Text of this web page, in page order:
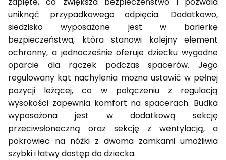
uniknąć przypadkowego odpięcia. Dodatkowo,
siedzisko wyposażone jest w barierkę
bezpieczeństwa, która stanowi kolejny element
ochronny, a jednocześnie oferuje dziecku wygodne
oparcie dla rączek podczas spacerów. Jego
regulowany kąt nachylenia można ustawić w pełnej
pozycji leżącej, co w połączeniu z regulacją
wysokości zapewnia komfort na spacerach. Budka
wyposażona jest w dodatkową sekcję
przeciwsłoneczną oraz sekcję z wentylacją, a
pokrowiec na nóżki z dwoma zamkami umożliwia
szybki i łatwy dostęp do dziecka.